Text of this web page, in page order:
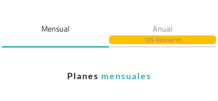
Mensual Anual
10% Descuento
Planes mensuales